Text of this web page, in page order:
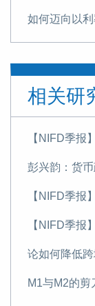
如何迈向以
总量和结构
优化外债管
金融学的十
相关研
彭兴韵：货
M1与M2的剪